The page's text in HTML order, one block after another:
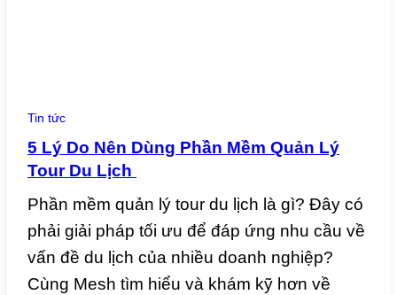
Tin tức
5 Lý Do Nên Dùng Phần Mềm Quản Lý
Tour Du Lịch
Phần mềm quản lý tour du lịch là gì? Đây có
phải giải pháp tối ưu để đáp ứng nhu cầu về
vấn đề du lịch của nhiều doanh nghiệp?
Cùng Mesh tìm hiểu và khám kỹ hơn về